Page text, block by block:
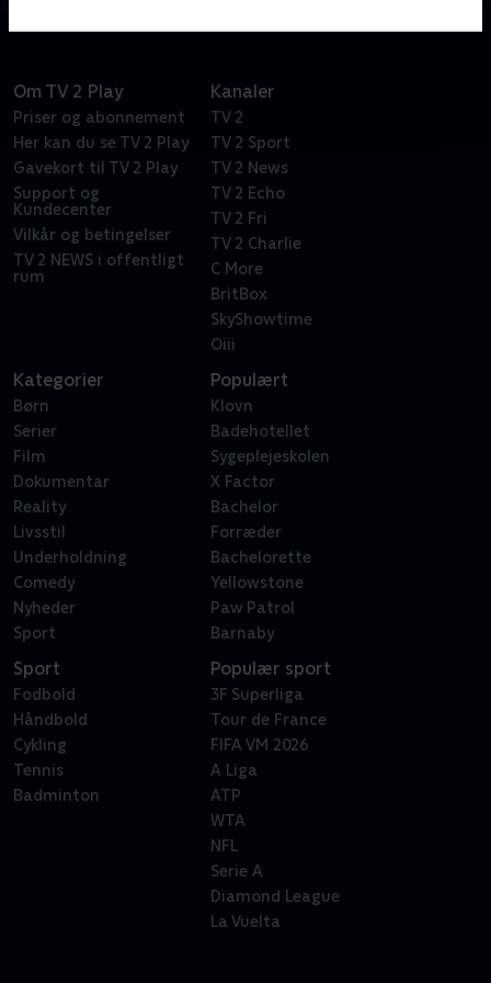
Om TV 2 Play
Priser og abonnement
Her kan du se TV 2 Play
Gavekort til TV 2 Play
Support og
Kundecenter
Vilkår og betingelser
TV 2 NEWS i offentligt
rum
Kanaler
TV 2
TV 2 Sport
TV 2 News
TV 2 Echo
TV 2 Fri
TV 2 Charlie
C More
BritBox
SkyShowtime
Oiii
Kategorier
Børn
Serier
Film
Dokumentar
Reality
Livsstil
Underholdning
Comedy
Nyheder
Sport
Populært
Klovn
Badehotellet
Sygeplejeskolen
X Factor
Bachelor
Forræder
Bachelorette
Yellowstone
Paw Patrol
Barnaby
Sport
Fodbold
Håndbold
Cykling
Tennis
Badminton
Populær sport
3F Superliga
Tour de France
FIFA VM 2026
A Liga
ATP
WTA
NFL
Serie A
Diamond League
La Vuelta